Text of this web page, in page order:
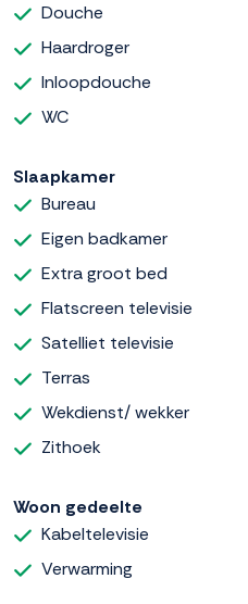
Douche
Haardroger
Inloopdouche
WC
Slaapkamer
Bureau
Eigen badkamer
Extra groot bed
Flatscreen televisie
Satelliet televisie
Terras
Wekdienst/ wekker
Zithoek
Woon gedeelte
Kabeltelevisie
Verwarming